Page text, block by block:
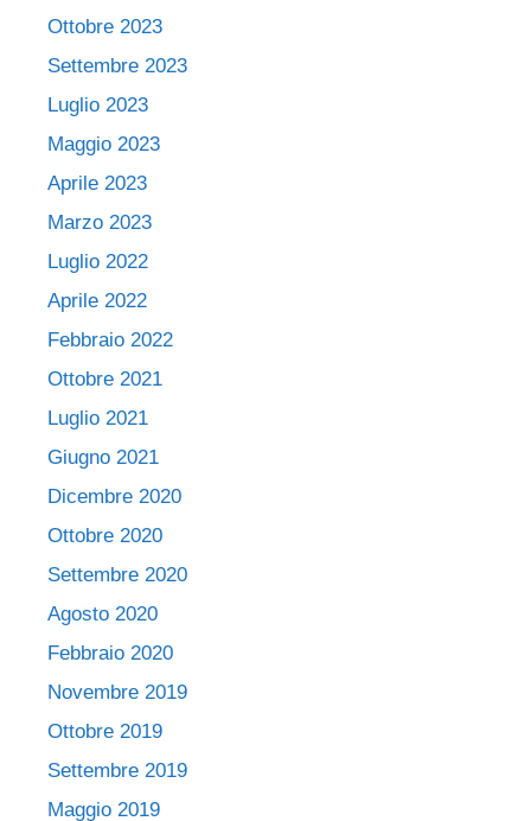
Ottobre 2023
Settembre 2023
Luglio 2023
Maggio 2023
Aprile 2023
Marzo 2023
Luglio 2022
Aprile 2022
Febbraio 2022
Ottobre 2021
Luglio 2021
Giugno 2021
Dicembre 2020
Ottobre 2020
Settembre 2020
Agosto 2020
Febbraio 2020
Novembre 2019
Ottobre 2019
Settembre 2019
Maggio 2019